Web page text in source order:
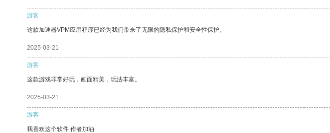
游客
这款加速器VPM应用程序已经为我们带来了无限的隐私保护和安全性保护。
2025-03-21
游客
这款游戏非常好玩，画面精美，玩法丰富。
2025-03-21
游客
我喜欢这个软件 作者加油